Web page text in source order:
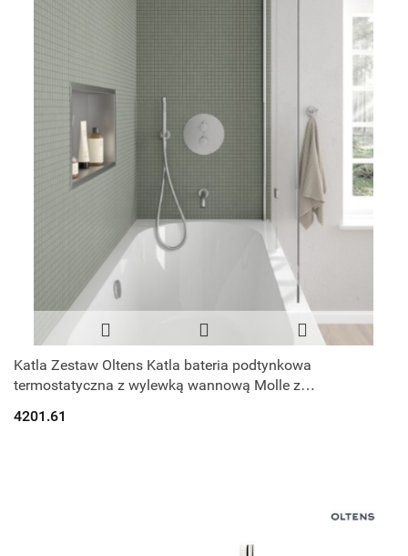
Katla Zestaw Oltens Katla bateria podtynkowa
termostatyczna z wylewką wannową Molle z
4201.61